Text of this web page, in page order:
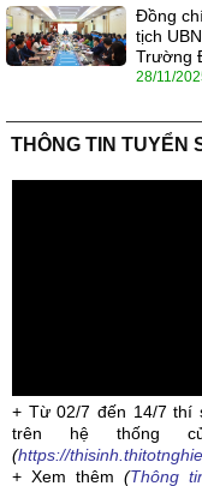
Đồng
tịch
Trường
28/11/
THÔNG TIN TUYỂN
+ Từ 02/7 đến 14/7 thí
trên hệ thống
(https://
+ Xem thêm(Thông